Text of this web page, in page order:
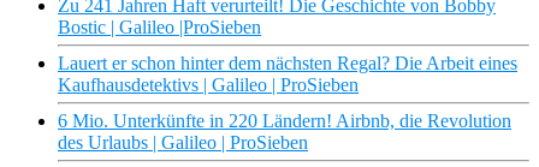
Zu 241 Jahren Haft verurteilt! Die Geschichte von Bobby
Bostic | Galileo |ProSieben
Lauert er schon hinter dem nächsten Regal? Die Arbeit eines
Kaufhausdetektivs | Galileo | ProSieben
6 Mio. Unterkünfte in 220 Ländern! Airbnb, die Revolution
des Urlaubs | Galileo | ProSieben